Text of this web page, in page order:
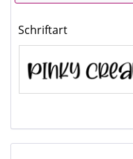
Schriftart